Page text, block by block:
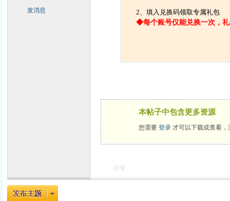
力
发消息
2、填入兑换码领取专属礼包
◆每个账号仅能兑换一次，
本帖子中包含更多资源
您需要 登录 才可以下载或查看，
回复